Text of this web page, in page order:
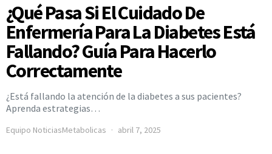
¿Qué Pasa Si El Cuidado De
Enfermería Para La Diabetes Está
Fallando? Guía Para Hacerlo
Correctamente
¿Está fallando la atención de la diabetes a sus pacientes?
Aprenda estrategias…
Equipo NoticiasMetabolicas abril 7, 2025